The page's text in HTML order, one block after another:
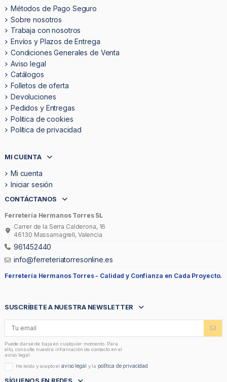
Métodos de Pago Seguro
Sobre nosotros
Trabaja con nosotros
Envíos y Plazos de Entrega
Condiciones Generales de Venta
Aviso legal
Catálogos
Folletos de oferta
Devoluciones
Pedidos y Entregas
Politica de cookies
Política de privacidad
MI CUENTA
Mi cuenta
Iniciar sesión
CONTÁCTANOS
Ferretería Hermanos Torres SL
Carrer de la Serra Calderona, 16
46130 Massamagrell, Valencia
961452440
info@ferreteriatorresonline.es
Ferretería Hermanos Torres - Calidad y Confianza en Cada Proyecto.
SUSCRÍBETE A NUESTRA NEWSLETTER
Puede darse de baja en cualquier momento. Para
ello, consulte nuestra información de contacto en el
aviso legal.
He leído y acepto elaviso legal y la política de privacidad